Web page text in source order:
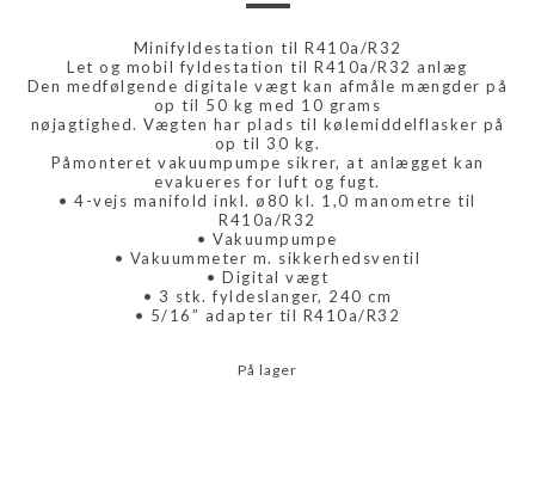
Minifyldestation til R410a/R32
Let og mobil fyldestation til R410a/R32 anlæg
Den medfølgende digitale vægt kan afmåle mængder på
op til 50 kg med 10 grams
nøjagtighed. Vægten har plads til kølemiddelflasker på
op til 30 kg.
Påmonteret vakuumpumpe sikrer, at anlægget kan
evakueres for luft og fugt.
• 4-vejs manifold inkl. ø80 kl. 1,0 manometre til
R410a/R32
• Vakuumpumpe
• Vakuummeter m. sikkerhedsventil
• Digital vægt
• 3 stk. fyldeslanger, 240 cm
• 5/16” adapter til R410a/R32
På lager